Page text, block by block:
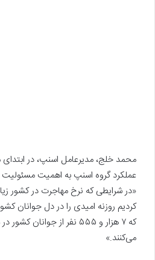
محمد خلج، مدیرعامل اسنپ، در ابتدای
عملکرد گروه اسنپ به اهمیت
«در شرایطی که نرخ مهاجرت در کشور
کردیم روزنه امیدی را در دل جوانان
که ۷ هزار و ۵۵۵ نفر از
می‌کنند.»